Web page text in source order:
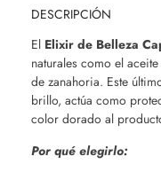
DESCRIPCIÓN
El Elixir de Belleza
naturales como el
de zanahoria. Este
brillo, actúa como
color dorado al
Por qué elegirlo: